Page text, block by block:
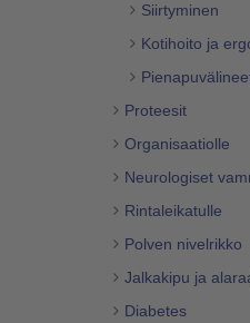
Siirtyminen
Kotihoito ja
Proteesit
Organisaatiolle
Neurologiset
Rintaleikatulle
Polven nivelrikko
Jalkakipu ja
Diabetes